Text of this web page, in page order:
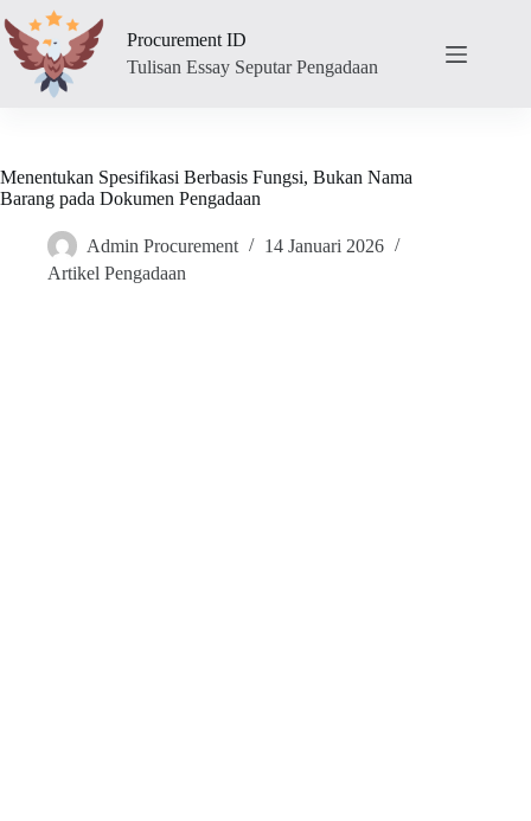
to
content
Procurement ID
Tulisan Essay Seputar Pengadaan
Menentukan Spesifikasi Berbasis Fungsi, Bukan Nama
Barang pada Dokumen Pengadaan
Admin Procurement
14 Januari 2026
Artikel Pengadaan